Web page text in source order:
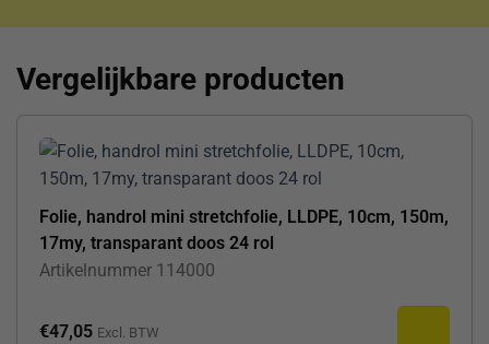
Vergelijkbare producten
Folie, handrol mini stretchfolie, LLDPE, 10cm, 150m,
17my, transparant doos 24 rol
Artikelnummer 114000
€47,05 Excl. BTW